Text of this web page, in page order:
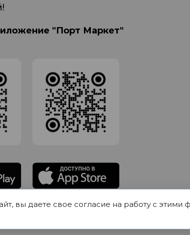
"Порт Маркет"
ответственностью СИГМАТОРГ, ОГРН 1191690035570, ИНН
Щербаковский дом 7, пом 1013, офис 5
вы даете свое согласие на работу с этими